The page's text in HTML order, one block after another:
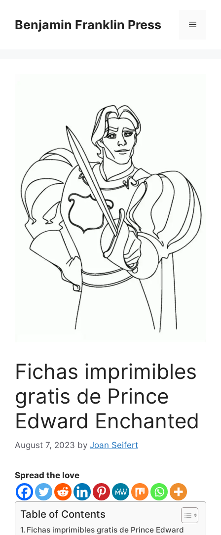
contentBenjamin Franklin Press Menu
Fichas imprimibles
gratis de Prince
Edward Enchanted
August 7, 2023 by Joan Seifert
Spread the love
Table of Contents
Fichas imprimibles gratis de Prince Edward